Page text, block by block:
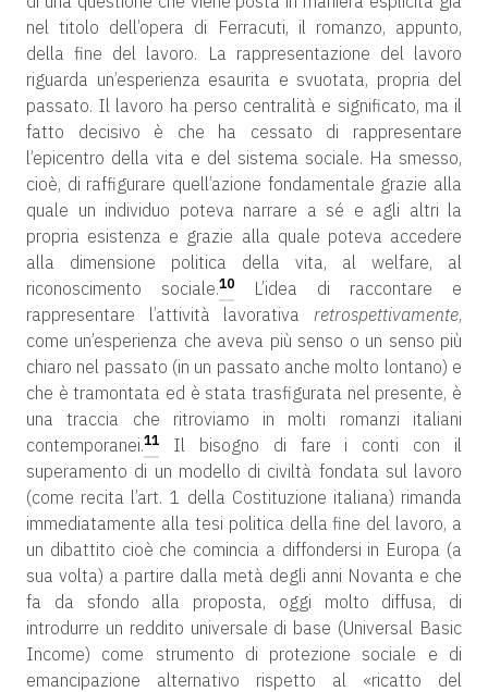
nel titolo dell’opera di Ferracuti, il romanzo, appunto,
della fine del lavoro. La rappresentazione del lavoro
riguarda un’esperienza esaurita e svuotata, propria del
passato. Il lavoro ha perso centralità e significato, ma il
fatto decisivo è che ha cessato di rappresentare
l’epicentro della vita e del sistema sociale. Ha smesso,
cioè, di raffigurare quell’azione fondamentale grazie alla
quale un individuo poteva narrare a sé e agli altri la
propria esistenza e grazie alla quale poteva accedere
alla dimensione politica della vita, al welfare, al
riconoscimento sociale.10
L’idea di raccontare e
rappresentare l’attività lavorativa retrospettivamente,
come un’esperienza che aveva più senso o un senso più
chiaro nel passato (in un passato anche molto lontano) e
che è tramontata ed è stata trasfigurata nel presente, è
una traccia che ritroviamo in molti romanzi italiani
contemporanei.11
Il bisogno di fare i conti con il
superamento di un modello di civiltà fondata sul lavoro
(come recita l’art. 1 della Costituzione italiana) rimanda
immediatamente alla tesi politica della fine del lavoro, a
un dibattito cioè che comincia a diffondersi in Europa (a
sua volta) a partire dalla metà degli anni Novanta e che
fa da sfondo alla proposta, oggi molto diffusa, di
introdurre un reddito universale di base (Universal Basic
Income) come strumento di protezione sociale e di
emancipazione alternativo rispetto al «ricatto del